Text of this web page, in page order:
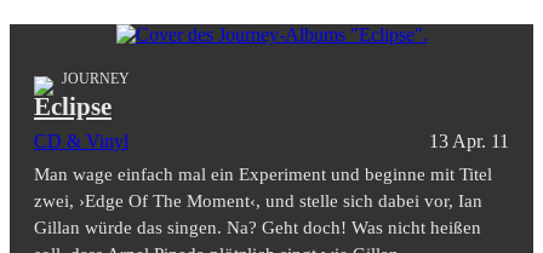
JOURNEY
Eclipse
CD & Vinyl 13 Apr. 11
Man wage einfach mal ein Experiment und beginne mit Titel
zwei, ›Edge Of The Moment‹, und stelle sich dabei vor, Ian
Gillan würde das singen. Na? Geht doch! Was nicht heißen